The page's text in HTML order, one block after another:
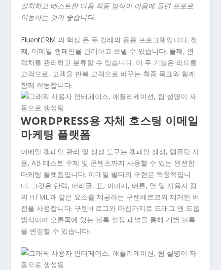
설치하고 테스트한 다음 작동 방식이 마음에 들면 프로로
이동하는 것이 좋습니다.
FluentCRM 의 핵심 은 두 갈래의 응용 프로그램입니다. 첫
째, 이메일 캠페인을 관리하고 보낼 수 있습니다. 둘째, 연
락처를 관리하고 분류할 수 있습니다. 이 두 기능은 리드를
고객으로, 고객을 반복 고객으로 바꾸는 최종 목표와 함께
함께 작동합니다.
WORDPRESS용 자체 호스팅 이메일
마케팅 플랫폼
이메일 캠페인 관리 및 생성 도구는 캠페인 생성, 템플릿 사
용, AB 테스트 주제 및 콘텐츠까지 사용할 수 있는 완전한
마케팅 플랫폼입니다. 이메일 빌더의 구현은 독창적입니
다. 그것은 단락, 머리글, 표, 이미지, 버튼, 열 및 사용자 정
의 HTML과 같은 요소를 제공하는 구텐베르크의 제거된 버
전을 사용합니다. 구텐베르그와 마찬가지로 드래그 앤 드롭
방식이며 오른쪽에 있는 블록 설정 패널을 통해 개별 블록
을 변경할 수 있습니다.